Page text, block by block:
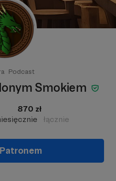
Podcast
Smokiem
870 zł
łącznie